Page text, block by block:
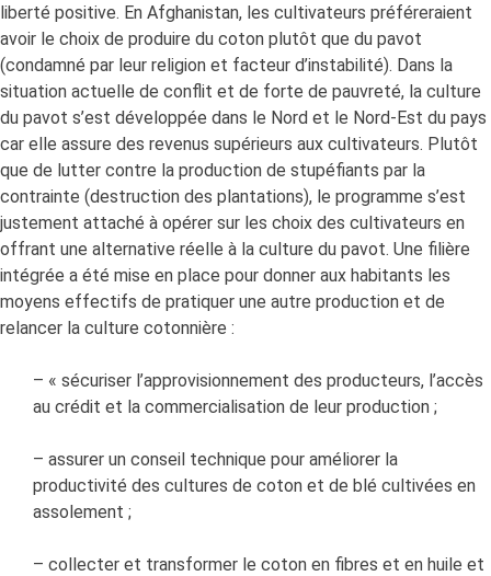
liberté positive. En Afghanistan, les cultivateurs préféreraient
avoir le choix de produire du coton plutôt que du pavot
(condamné par leur religion et facteur d’instabilité). Dans la
situation actuelle de conflit et de forte de pauvreté, la culture
du pavot s’est développée dans le Nord et le Nord-Est du pays
car elle assure des revenus supérieurs aux cultivateurs. Plutôt
que de lutter contre la production de stupéfiants par la
contrainte (destruction des plantations), le programme s’est
justement attaché à opérer sur les choix des cultivateurs en
offrant une alternative réelle à la culture du pavot. Une filière
intégrée a été mise en place pour donner aux habitants les
moyens effectifs de pratiquer une autre production et de
relancer la culture cotonnière :
– « sécuriser l’approvisionnement des producteurs, l’accès
au crédit et la commercialisation de leur production ;
– assurer un conseil technique pour améliorer la
productivité des cultures de coton et de blé cultivées en
assolement ;
– collecter et transformer le coton en fibres et en huile et